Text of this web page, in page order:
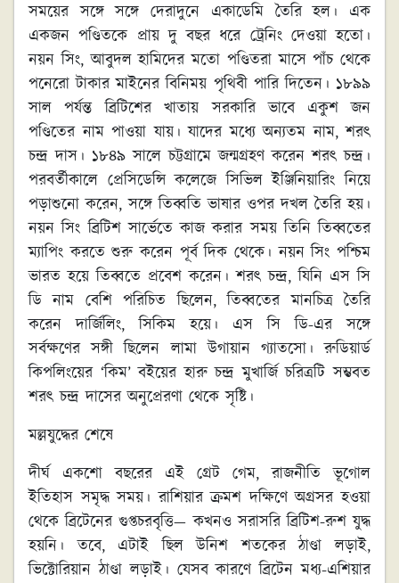
সময়ের সঙ্গে সঙ্গে দেরাদুনে একাডেমি তৈরি হল। এক
একজন পণ্ডিতকে প্রায় দু বছর ধরে ট্রেনিং দেওয়া হতো।
নয়ন সিং, আবুদল হামিদের মতো পণ্ডিতরা মাসে পাঁচ থেকে
পনেরো টাকার মাইনের বিনিময় পৃথিবী পারি দিতেন। ১৮৯৯
সাল পর্যন্ত ব্রিটিশের খাতায় সরকারি ভাবে একুশ জন
পণ্ডিতের নাম পাওয়া যায়। যাদের মধ্যে অন্যতম নাম, শরৎ
চন্দ্র দাস। ১৮৪৯ সালে চট্টগ্রামে জন্মগ্রহণ করেন শরৎ চন্দ্র।
পরবর্তীকালে প্রেসিডেন্সি কলেজে সিভিল ইঞ্জিনিয়ারিং নিয়ে
পড়াশুনো করেন, সঙ্গে তিব্বতি ভাষার ওপর দখল তৈরি হয়।
নয়ন সিং ব্রিটিশ সার্ভেতে কাজ করার সময় তিনি তিব্বতের
ম্যাপিং করতে শুরু করেন পূর্ব দিক থেকে। নয়ন সিং পশ্চিম
ভারত হয়ে তিব্বতে প্রবেশ করেন। শরৎ চন্দ্র, যিনি এস সি
ডি নাম বেশি পরিচিত ছিলেন, তিব্বতের মানচিত্র তৈরি
করেন দার্জিলিং, সিকিম হয়ে। এস সি ডি-এর সঙ্গে
সর্বক্ষণের সঙ্গী ছিলেন লামা উগায়ান গ্যাতসো। রুডিয়ার্ড
কিপলিংয়ের ‘কিম’ বইয়ের হারু চন্দ্র মুখার্জি চরিত্রটি সম্ভবত
শরৎ চন্দ্র দাসের অনুপ্রেরণা থেকে সৃষ্টি।
মল্লযুদ্ধের শেষে
দীর্ঘ একশো বছরের এই গ্রেট গেম, রাজনীতি ভূগোল
ইতিহাস সমৃদ্ধ সময়। রাশিয়ার ক্রমশ দক্ষিণে অগ্রসর হওয়া
থেকে ব্রিটেনের গুপ্তচরবৃত্তি— কখনও সরাসরি ব্রিটিশ-রুশ যুদ্ধ
হয়নি। তবে, এটাই ছিল উনিশ শতকের ঠাণ্ডা লড়াই,
ভিক্টোরিয়ান ঠাণ্ডা লড়াই। যেসব কারণে ব্রিটেন মধ্য-এশিয়ার